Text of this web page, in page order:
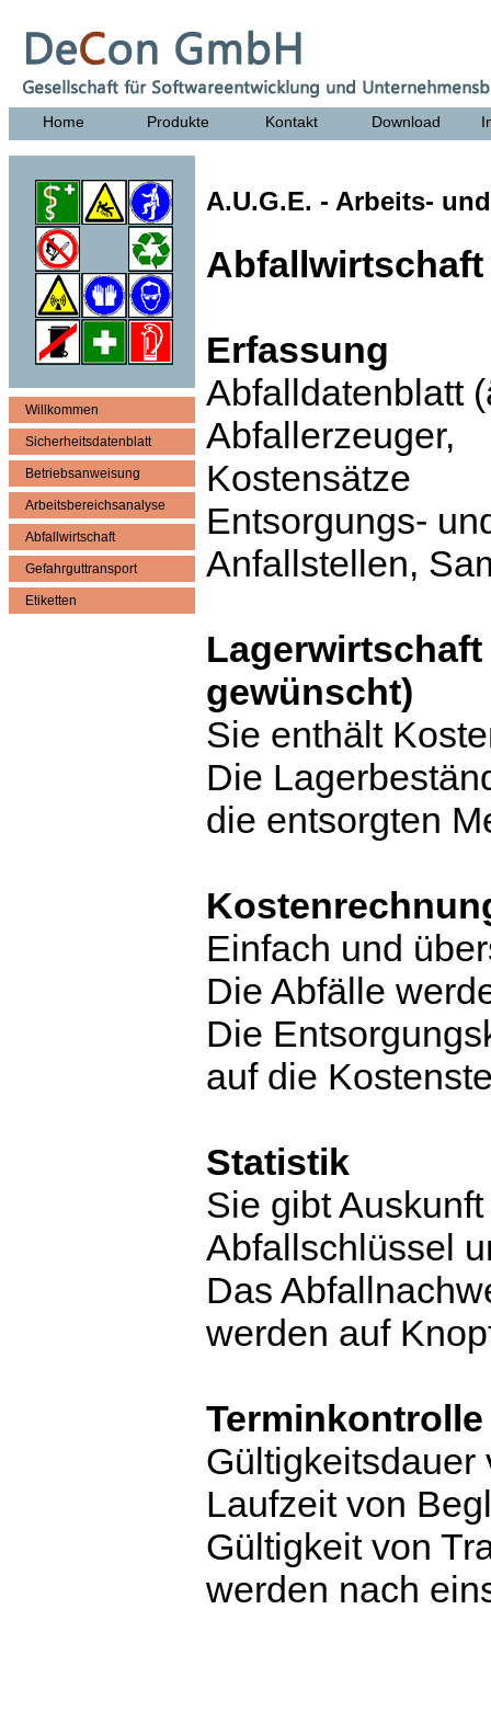
Home Produkte Kontakt Download
Willkommen
Sicherheitsdatenblatt
Betriebsanweisung
Arbeitsbereichsanalyse
Abfallwirtschaft
Gefahrguttransport
Etiketten
A.U.G.E. - Arbeits-
Erfassung
Abfalldatenblatt
Kostensätze
Entsorgungs-
Anfallstellen,
gewünscht)
Sie enthält
Die
die entsorgten
Einfach und
Die Abfälle
Die
auf die
Statistik
Sie gibt
Abfallschlüssel
Das
werden auf
Terminkontrolle
Gültigkeitsdauer
Laufzeit von
Gültigkeit von
werden nach